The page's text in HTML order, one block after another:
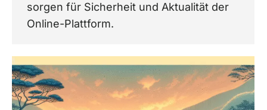
sorgen für Sicherheit und Aktualität der
Online-Plattform.